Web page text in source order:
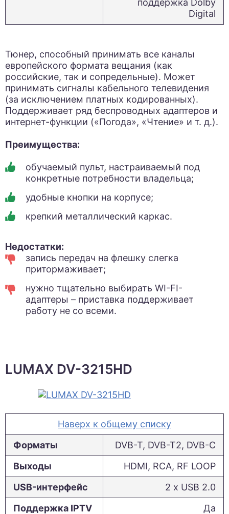
Digital
Тюнер, способный принимать все каналы
европейского формата вещания (как
российские, так и сопредельные). Может
принимать сигналы кабельного телевидения
(за исключением платных кодированных).
Поддерживает ряд беспроводных адаптеров и
интернет-функции («Погода», «Чтение» и т. д.).
Преимущества:
обучаемый пульт, настраиваемый под
конкретные потребности владельца;
удобные кнопки на корпусе;
крепкий металлический каркас.
Недостатки:
запись передач на флешку слегка
притормаживает;
нужно тщательно выбирать WI-FI-
адаптеры – приставка поддерживает
работу не со всеми.
LUMAX DV-3215HD
Наверх к общему списку
Форматы
DVB-T, DVB-T2, DVB-C
Выходы
HDMI, RCA, RF LOOP
USB-интерфейс
2 х USB 2.0
Поддержка IPTV
Да